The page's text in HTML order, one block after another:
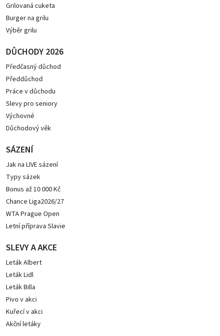
Grilovaná cuketa
Burger na grilu
Výběr grilu
DŮCHODY 2026
Předčasný důchod
Předdůchod
Práce v důchodu
Slevy pro seniory
Výchovné
Důchodový věk
SÁZENÍ
Jak na LIVE sázení
Typy sázek
Bonus až 10 000 Kč
Chance Liga2026/27
WTA Prague Open
Letní příprava Slavie
SLEVY A AKCE
Leták Albert
Leták Lidl
Leták Billa
Pivo v akci
Kuřecí v akci
Akční letáky